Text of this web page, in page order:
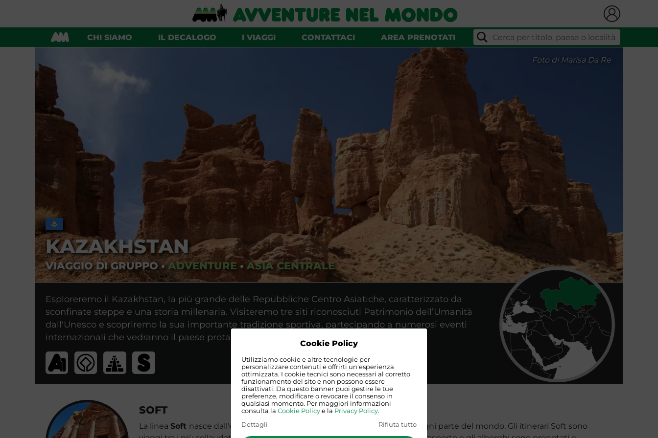
Cookie Policy
Utilizziamo cookie e altre tecnologie per
personalizzare contenuti e offrirti un'esperienza
ottimizzata. I cookie tecnici sono necessari al corretto
funzionamento del sito e non possono essere
disattivati. Da questo banner puoi gestire le tue
preferenze, modificare o revocare il consenso in
qualsiasi momento. Per maggiori informazioni
consulta la Cookie Policye la Privacy Policy.
Dettagli
Rifiuta tutto
CHI SIAMO IL DECALOGO I VIAGGI CONTATTACI AREA PRENOTATI
KAZAKHSTAN
VIAGGIO DI GRUPPO•ADVENTURE • ASIA CENTRALE
Foto di Marisa Da Re
Esploreremo il Kazakhstan, la più grande delle Repubbliche Centro Asiatiche, caratterizzato da
sconfinate steppe e una storia millenaria. Visiteremo tre siti riconosciuti Patrimonio dell’Umanità
dall'Unesco e scopriremo la sua importante tradizione sportiva, partecipando a numerosi eventi
internazionali che vedranno il paese protagonista.
SOFT
La linea Soft nasce dall'esperienza quarantennale di viaggi alternativi in ogni parte del mondo. Gli itinerari Soft sono